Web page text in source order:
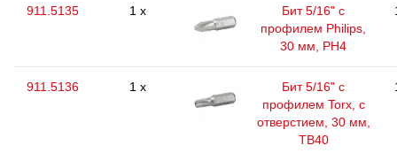
911.5135 1 x
Бит 5/16" с
профилем Philips,
30 мм, РН4
911.5136 1 x
Бит 5/16" с
профилем Torx, с
отверстием, 30 мм,
ТВ40